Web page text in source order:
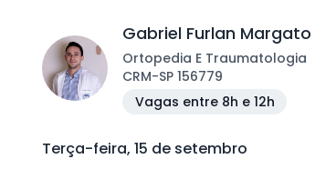
Gabriel Furlan Margato
Ortopedia E Traumatologia
CRM-SP 156779
Vagas entre 8h e 12h
Terça-feira, 15 de setembro